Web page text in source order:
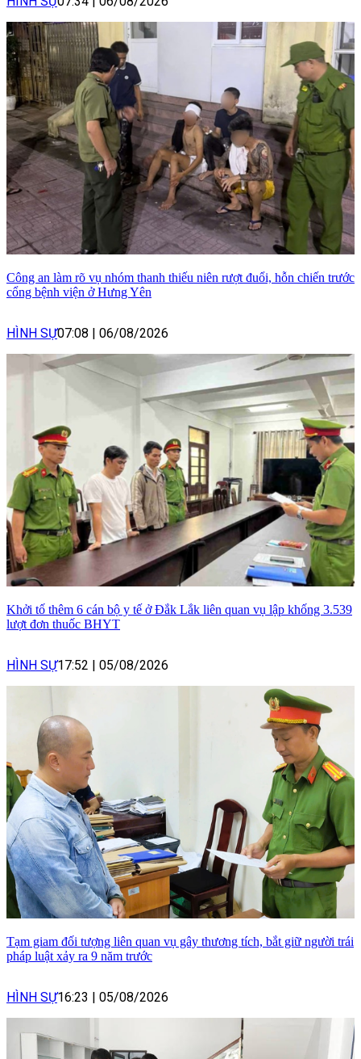
Công an làm rõ vụ nhóm thanh thiếu niên rượt đuổi, hỗn chiến trước
cổng bệnh viện ở Hưng Yên
HÌNH SỰ07:08 06/08/2026
Khởi tố thêm 6 cán bộ y tế ở Đắk Lắk liên quan vụ lập khống 3.539
lượt đơn thuốc BHYT
HÌNH SỰ17:52 05/08/2026
Tạm giam đối tượng liên quan vụ gây thương tích, bắt giữ người trái
pháp luật xảy ra 9 năm trước
HÌNH SỰ16:23 05/08/2026